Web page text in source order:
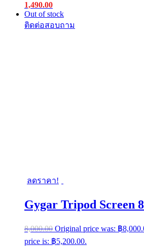
1,490.00
Out of stock
ลดราคา!
Gygar Tripod Screen
8,000.00 Original price was: ฿
price is: ฿5,200.00.